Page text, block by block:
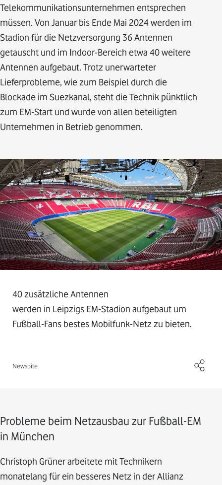
Telekommunikationsunternehmen entsprechen
müssen. Von Januar bis Ende Mai 2024 werden im
Stadion für die Netzversorgung 36 Antennen
getauscht und im Indoor-Bereich etwa 40 weitere
Antennen aufgebaut. Trotz unerwarteter
Lieferprobleme, wie zum Beispiel durch die
Blockade im Suezkanal, steht die Technik pünktlich
zum EM-Start und wurde von allen beteiligten
Unternehmen in Betrieb genommen.
40 zusätzliche Antennen
werden in Leipzigs EM-Stadion aufgebaut um
Fußball-Fans bestes Mobilfunk-Netz zu bieten.
Newsbite
Probleme beim Netzausbau zur Fußball-EM
in München
Christoph Grüner arbeitete mit Technikern
monatelang für ein besseres Netz in der Allianz